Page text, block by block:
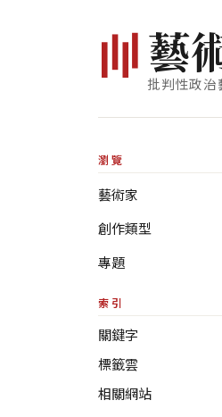
藝
批判性政治
瀏覽
藝術家
創作類型
專題
索引
關鍵字
標籤雲
相關網站